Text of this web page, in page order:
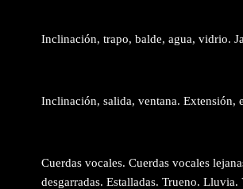
Inclinación, trapo, balde, agua, vidrio.
Inclinación, salida, ventana. Extensión,
Cuerdas vocales. Cuerdas vocales
desgarradas. Estalladas. Trueno. Lluvia.